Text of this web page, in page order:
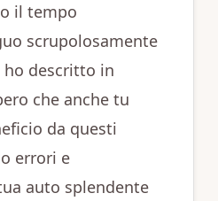
il tempo
scrupolosamente
ho descritto in
che anche tu
da questi
errori e
auto splendente